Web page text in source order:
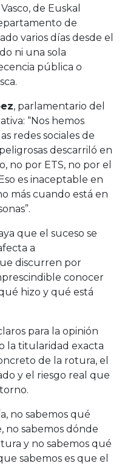
de Euskal
de
varios días desde el
ni una sola
pública o
, parlamentario del
“Nos hemos
redes sociales de
descarriló en
no por ETS, no por el
es inaceptable en
más cuando está en
que el suceso se
a
discurren por
conocer
hizo y qué está
para la opinión
la titularidad exacta
de la rotura, el
y el riesgo real que
no sabemos qué
no sabemos dónde
y no sabemos qué
sabemos es que el